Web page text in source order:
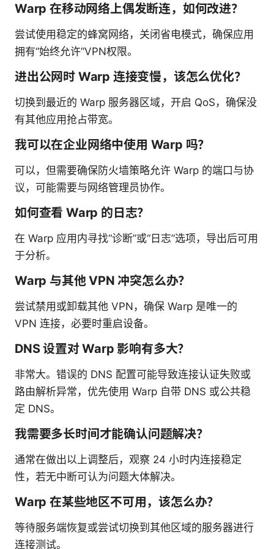
Warp 在移动网络上偶发断连，如何改进？
尝试使用稳定的蜂窝网络，关闭省电模式，确保应用
拥有“始终允许”VPN权限。
进出公网时 Warp 连接变慢，该怎么优化？
切换到最近的 Warp 服务器区域，开启 QoS，确保没
有其他应用抢占带宽。
我可以在企业网络中使用 Warp 吗？
可以，但需要确保防火墙策略允许 Warp 的端口与协
议，可能需要与网络管理员协作。
如何查看 Warp 的日志？
在 Warp 应用内寻找“诊断”或“日志”选项，导出后可用
于分析。
Warp 与其他 VPN 冲突怎么办？
尝试禁用或卸载其他 VPN，确保 Warp 是唯一的
VPN 连接，必要时重启设备。
DNS 设置对 Warp 影响有多大？
非常大。错误的 DNS 配置可能导致连接认证失败或
路由解析异常，优先使用 Warp 自带 DNS 或公共稳
定 DNS。
我需要多长时间才能确认问题解决？
通常在做出以上调整后，观察 24 小时内连接稳定
性，若无中断可认为问题大体解决。
Warp 在某些地区不可用，该怎么办？
等待服务端恢复或尝试切换到其他区域的服务器进行
连接测试。